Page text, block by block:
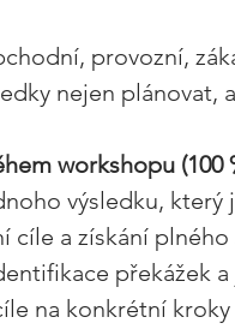
provozní,
nejen plánovat,
workshopu (100
výsledku,
cíle a získání
překážek
na konkrétní